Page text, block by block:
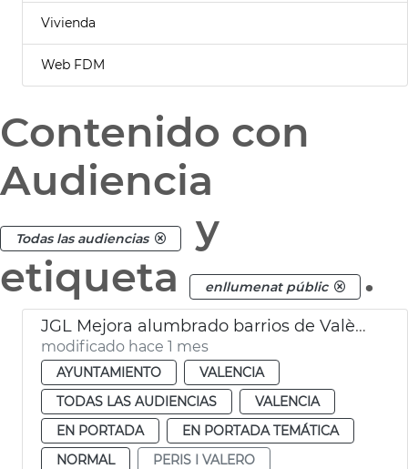
Vivienda
Web FDM
Contenido con
Audiencia
Todas las audiencias
y
etiqueta
enllumenat públic .
JGL Mejora alumbrado barrios de València
modificado hace 1 mes
AYUNTAMIENTO
VALENCIA
TODAS LAS AUDIENCIAS
VALENCIA
EN PORTADA
EN PORTADA TEMÁTICA
NORMAL
PERIS I VALERO